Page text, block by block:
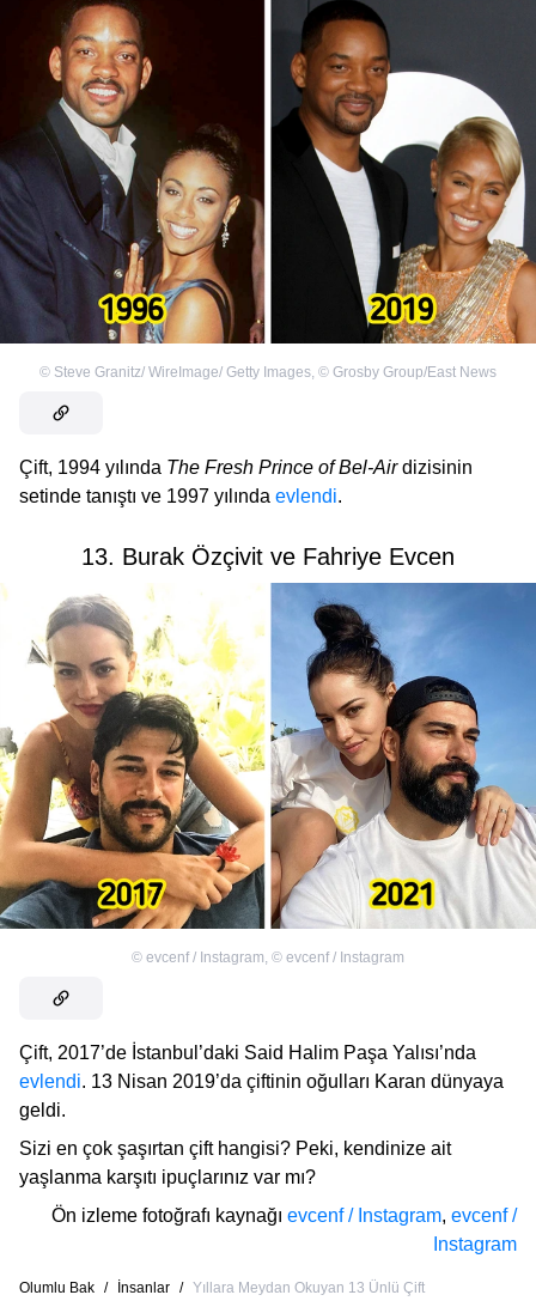
© Steve Granitz/ WireImage/ Getty Images, © Grosby Group/East News
Çift, 1994 yılında The Fresh Prince of Bel-Airdizisinin
setinde tanıştı ve 1997 yılında evlendi.
13. Burak Özçivit ve Fahriye Evcen
© evcenf / Instagram, © evcenf / Instagram
Çift, 2017’de İstanbul’daki Said Halim Paşa Yalısı’nda
evlendi. 13 Nisan 2019’da çiftinin oğulları Karan dünyaya
geldi.
Sizi en çok şaşırtan çift hangisi? Peki, kendinize ait
yaşlanma karşıtı ipuçlarınız var mı?
Ön izleme fotoğrafı kaynağı evcenf / Instagram, evcenf /
Instagram
Olumlu Bak / İnsanlar / Yıllara Meydan Okuyan 13 Ünlü Çift